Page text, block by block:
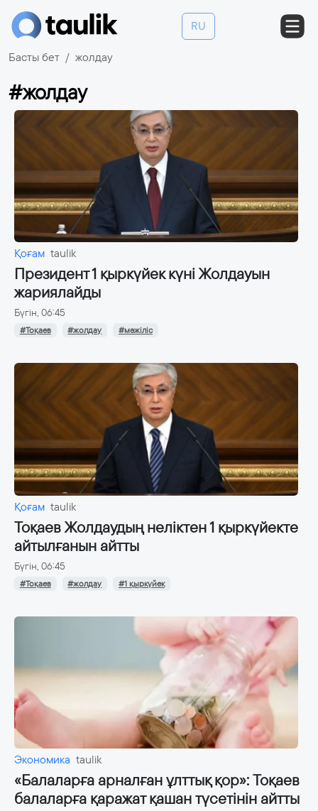
RU
Басты бет жолдау
#жолдау
Қоғам taulik
Президент 1 қыркүйек күні Жолдауын
жариялайды
Бүгін, 06:45
#Тоқаев #жолдау #мәжіліс
Қоғам taulik
Тоқаев Жолдаудың неліктен 1 қыркүйекте
айтылғанын айтты
Бүгін, 06:45
#Тоқаев #жолдау #1 қыркүйек
Экономика taulik
«Балаларға арналған ұлттық қор»: Тоқаев
балаларға қаражат қашан түсетінін айтты